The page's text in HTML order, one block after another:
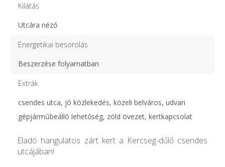
Kilátás
Utcára néző
Energetikai besorolás
Beszerzése folyamatban
Extrák
csendes utca, jó közlekedés, közeli belváros, udvari
gépjárműbeálló lehetőség, zöld övezet, kertkapcsolat
Eladó hangulatos zárt kert a Kercseg-dűlő csendes
utcájában!